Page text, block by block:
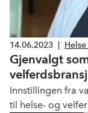
14.06.2023
Gjenvalgt
Innstillingen fra
til helse- og